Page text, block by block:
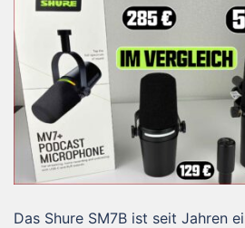
Das Shure SM7B ist seit Jahren